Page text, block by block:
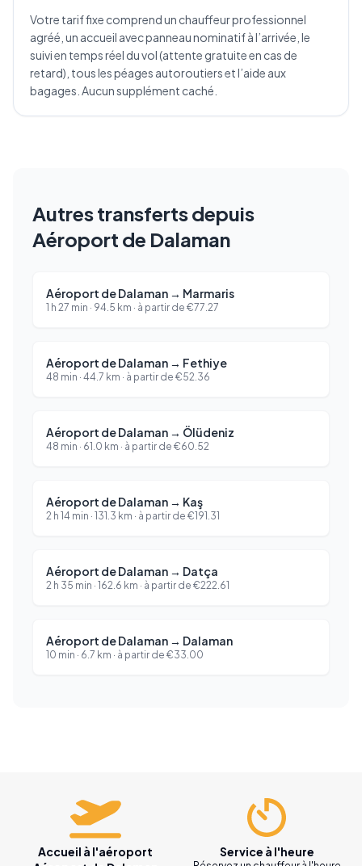
Votre tarif fixe comprend un chauffeur professionnel
agréé, un accueil avec panneau nominatif à l’arrivée, le
suivi en temps réel du vol (attente gratuite en cas de
retard), tous les péages autoroutiers et l’aide aux
bagages. Aucun supplément caché.
Autres transferts depuis
Aéroport de Dalaman
Aéroport de Dalaman → Marmaris
1 h 27 min · 94.5 km · à partir de €77.27
Aéroport de Dalaman → Fethiye
48 min · 44.7 km · à partir de €52.36
Aéroport de Dalaman → Ölüdeniz
48 min · 61.0 km · à partir de €60.52
Aéroport de Dalaman → Kaş
2 h 14 min · 131.3 km · à partir de €191.31
Aéroport de Dalaman → Datça
2 h 35 min · 162.6 km · à partir de €222.61
Aéroport de Dalaman → Dalaman
10 min · 6.7 km · à partir de €33.00
Accueil à l'aéroport
Service à l'heure